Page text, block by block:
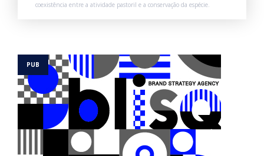
coexistência entre a atividade pastoril e a conservação da espécie.